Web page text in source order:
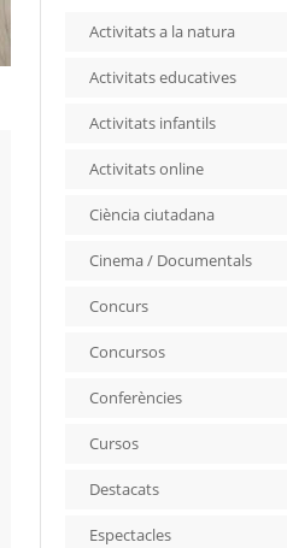
Activitats a la natura
Activitats educatives
Activitats infantils
Activitats online
Ciència ciutadana
Cinema / Documentals
Concurs
Concursos
Conferències
Cursos
Destacats
Espectacles